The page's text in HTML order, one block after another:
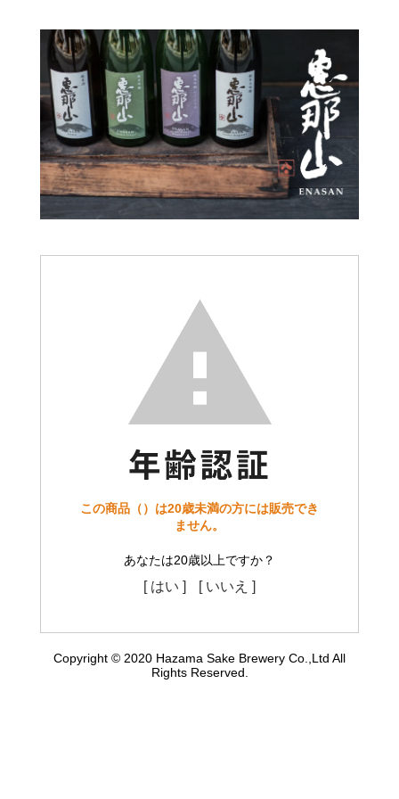
この商品（）は20歳未満の方には販売でき
ません。
あなたは20歳以上ですか？
[ はい ] [ いいえ ]
Copyright © 2020 Hazama Sake Brewery Co.,Ltd All
Rights Reserved.